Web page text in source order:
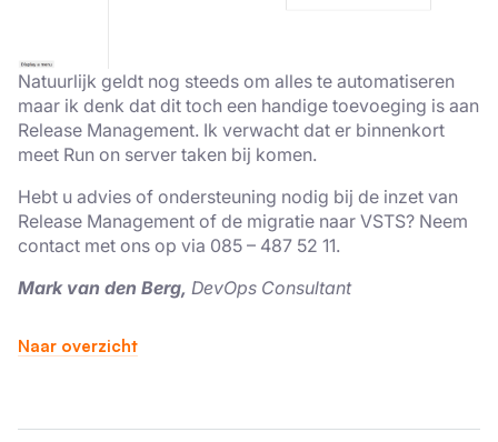
Natuurlijk geldt nog steeds om alles te automatiseren
maar ik denk dat dit toch een handige toevoeging is aan
Release Management. Ik verwacht dat er binnenkort
meet Run on server taken bij komen.
Hebt u advies of ondersteuning nodig bij de inzet van
Release Management of de migratie naar VSTS? Neem
contact met ons op via 085 – 487 52 11.
Mark van den Berg, DevOps Consultant
Naar overzicht